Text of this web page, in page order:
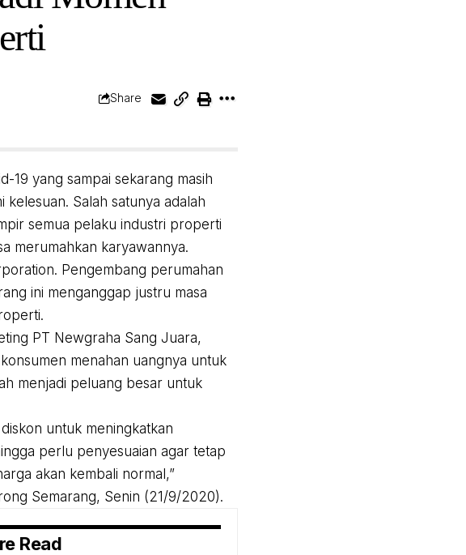
Share
19 yang sampai sekarang masih
Salah satunya adalah
semua pelaku industri properti
merumahkan karyawannya.
Pengembang perumahan
ini menganggap justru masa
PT Newgraha Sang Juara,
menahan uangnya untuk
menjadi peluang besar untuk
untuk meningkatkan
perlu penyesuaian agar tetap
akan kembali normal,”
Semarang, Senin (21/9/2020).
Read